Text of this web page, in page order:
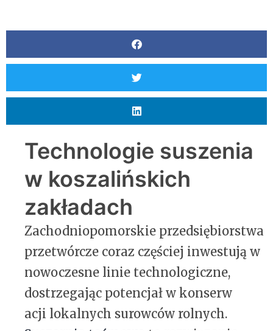
Technologie suszenia
w koszalińskich
zakładach
Zachodniopomorskie przedsiębiorstwa
przetwórcze coraz częściej inwestują w
nowoczesne linie technologiczne,
dostrzegając potencjał w konserw
acji lokalnych surowców rolnych.